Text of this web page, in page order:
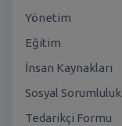
Yönetim
Eğitim
İnsan Kaynakları
Sosyal Sorumluluk
Tedarikçi Formu